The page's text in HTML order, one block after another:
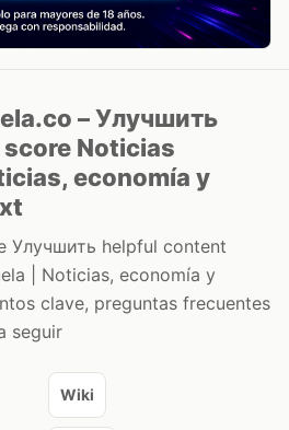
– Улучшить
Noticias
economía y
Улучшить helpful content
| Noticias, economía y
clave, preguntas frecuentes
seguir
Wiki